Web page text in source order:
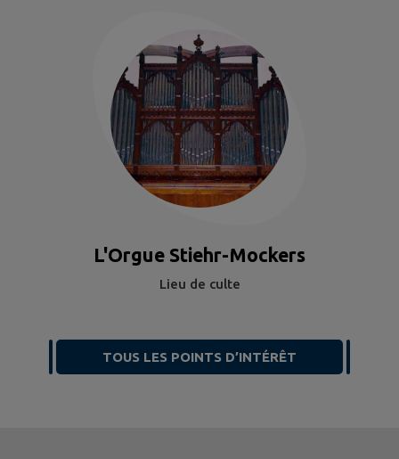
L'Orgue Stiehr-Mockers
Lieu de culte
TOUS LES POINTS D’INTÉRÊT